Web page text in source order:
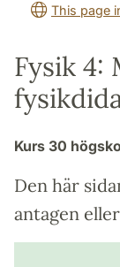
This page
Fysik 4:
Kurs 30
Den här
antagen